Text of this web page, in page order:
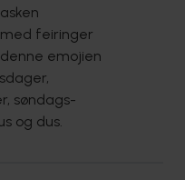
feiringer
emojien
søndags-
og dus.